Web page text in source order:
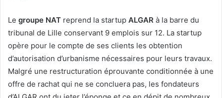
Le groupe NAT reprend la startup ALGAR à la barre du
tribunal de Lille conservant 9 emplois sur 12. La startup
opère pour le compte de ses clients les obtention
d’autorisation d’urbanisme nécessaires pour leurs travaux.
Malgré une restructuration éprouvante conditionnée à une
offre de rachat qui ne se concluera pas, les fondateurs